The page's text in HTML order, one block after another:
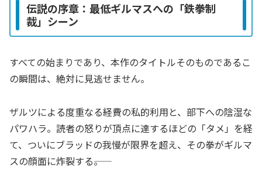
伝説の序章：最低ギルマスへの「鉄拳制
裁」シーン
すべての始まりであり、本作のタイトルそのものであるこ
の瞬間は、絶対に見逃せません。
ザルツによる度重なる経費の私的利用と、部下への陰湿な
パワハラ。読者の怒りが頂点に達するほどの「タメ」を経
て、ついにブラッドの我慢が限界を超え、その拳がギルマ
スの顔面に炸裂する――。